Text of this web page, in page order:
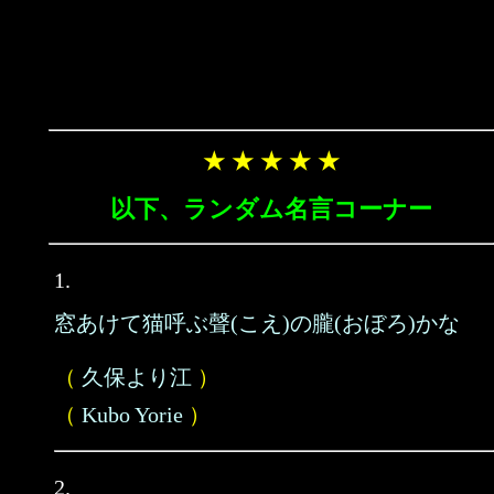
★ ★ ★ ★ ★
以下、ランダム名言コーナー
1.
窓あけて猫呼ぶ聲(こえ)の朧(おぼろ)かな
（ 久保より江 ）
（ Kubo Yorie ）
2.